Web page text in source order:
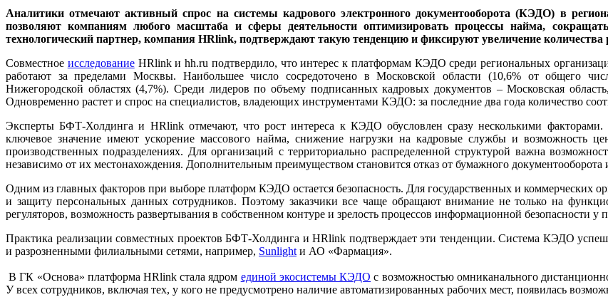
Аналитики отмечают активный спрос на системы кадрового электронного документооборота (КЭДО) в
позволяют компаниям любого масштаба и сферы деятельности оптимизировать процессы найма,
технологический партнер, компания HRlink, подтверждают такую тенденцию и фиксируют увеличение количества
Совместное исследованиеHRlink и hh.ru подтвердило, что интерес к платформам КЭДО среди региональных
работают за пределами Москвы. Наибольшее число сосредоточено в Московской области (10,6% от общего
Нижегородской областях (4,7%). Среди лидеров по объему подписанных кадровых документов – Московская
Одновременно растет и спрос на специалистов, владеющих инструментами КЭДО: за последние два года количество
Эксперты БФТ-Холдинга и HRlink отмечают, что рост интереса к КЭДО обусловлен сразу несколькими
ключевое значение имеют ускорение массового найма, снижение нагрузки на кадровые службы и возможность
производственных подразделениях. Для организаций с территориально распределенной структурой важна
независимо от их местонахождения. Дополнительным преимуществом становится отказ от бумажного документооборота
Одним из главных факторов при выборе платформ КЭДО остается безопасность. Для государственных и коммерческих
и защиту персональных данных сотрудников. Поэтому заказчики все чаще обращают внимание не только на
регуляторов, возможность развертывания в собственном контуре и зрелость процессов информационной безопасности у
Практика реализации совместных проектов БФТ-Холдинга и HRlink подтверждает эти тенденции. Система КЭДО
и разрозненными филиальными сетями, например, Sunlight и АО «Фармация».
В ГК «Основа» платформа HRlink стала ядром единой экосистемы КЭДО с возможностью омниканального
У всех сотрудников, включая тех, у кого не предусмотрено наличие автоматизированных рабочих мест, появилась